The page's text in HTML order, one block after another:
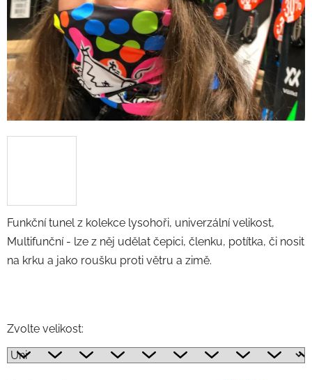
Funkční tunel z kolekce lysohoři, univerzální velikost,
Multifunční - lze z něj udělat čepici, členku, potítka, či nosit
na krku a jako roušku proti větru a zimě.
Zvolte velikost: